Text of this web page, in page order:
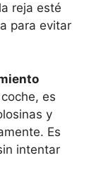
reja esté
para evitar
es
y
Es
intentar